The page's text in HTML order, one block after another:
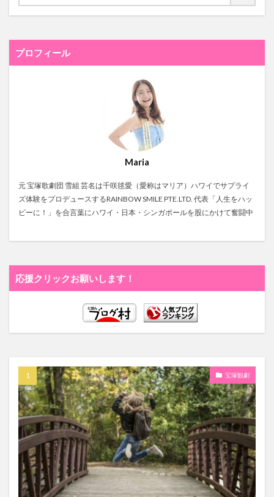
プロフィール
Maria
元 宝塚歌劇団 雪組 芸名は千咲毬愛（愛称はマリア）ハワイでサプライ
ズ体験をプロデュースするRAINBOW SMILE PTE.LTD. 代表「人生をハッ
ピーに！」を合言葉にハワイ・日本・シンガポールを股にかけて奮闘中
応援クリックお願いします！
宝塚観劇